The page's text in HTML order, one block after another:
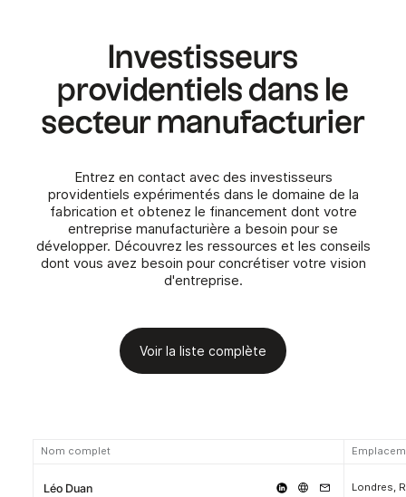
Investisseurs
providentiels dans le
secteur manufacturier
Entrez en contact avec des investisseurs
providentiels expérimentés dans le domaine de la
fabrication et obtenez le financement dont votre
entreprise manufacturière a besoin pour se
développer. Découvrez les ressources et les conseils
dont vous avez besoin pour concrétiser votre vision
d'entreprise.
Voir la liste complète
Nom complet
Léo Duan Londres,